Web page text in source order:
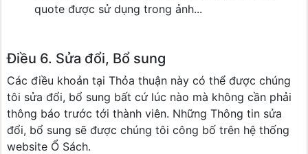
quote được sử dụng trong ảnh...
Điều 6. Sửa đổi, Bổ sung
Các điều khoản tại Thỏa thuận này có thể được chúng
tôi sửa đổi, bổ sung bất cứ lúc nào mà không cần phải
thông báo trước tới thành viên. Những Thông tin sửa
đổi, bổ sung sẽ được chúng tôi công bố trên hệ thống
website Ổ Sách.